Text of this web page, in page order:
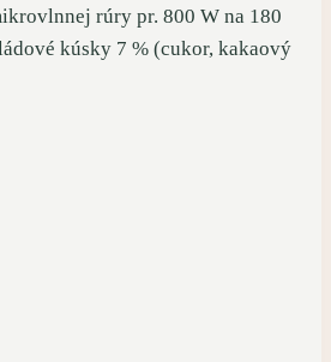
rúry pr. 800 W na 180
kúsky 7 % (cukor, kakaový